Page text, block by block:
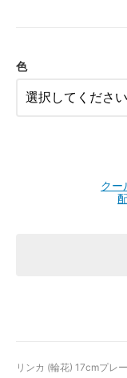
色
クー
リンカ (輪花) 17cmプレ